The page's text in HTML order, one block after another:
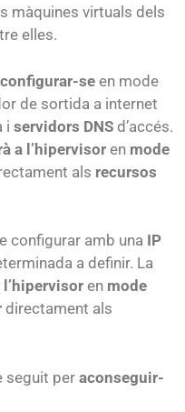
màquines virtuals dels
elles.
configurar-se en mode
de sortida a internet
i servidors DNS d’accés.
a l’hipervisor en mode
als recursos
configurar amb una IP
a definir. La
l’hipervisor en mode
directament als
seguit per aconseguir-